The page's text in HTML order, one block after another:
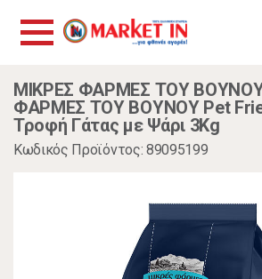
ΜΙΚΡΕΣ ΦΑΡΜΕΣ ΤΟΥ
ΦΑΡΜΕΣ ΤΟΥ ΒΟΥΝΟΥ Pet
Τροφή Γάτας με Ψάρι 3Kg
Κωδικός Προϊόντος: 89095199